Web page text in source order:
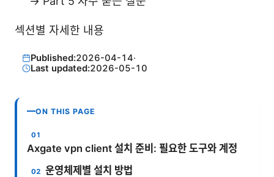
섹션별 자세한 내용
Published:2026-04-14·
Last updated:2026-05-10
ON THIS PAGE
Axgate vpn client 설치 준비: 필요한 도구와 계정
운영체제별 설치 방법